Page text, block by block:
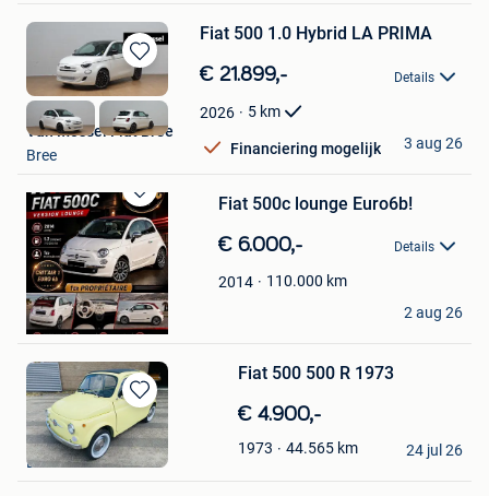
Bewaren
in
Mijn
Favorieten
Fiat 500 1.0 Hybrid LA PRIMA
€ 21.899,- Details
2026 5 km
Financiering mogelijk
Van Mossel Fiat Bree
Bree
3 aug 26
Bewaren
in
Mijn
Favorieten
Fiat 500c lounge Euro6b!
€ 6.000,- Details
2014 110.000 km
Joeflow
Jemeppe
2 aug 26
Bewaren
in
Mijn
Favorieten
Fiat 500 500 R 1973
€ 4.900,-
1973 44.565 km
Loubann Cars
BOXTEL
24 jul 26